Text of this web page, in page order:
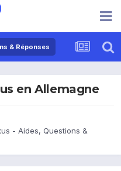
& Réponses
en Allemagne
- Aides, Questions &